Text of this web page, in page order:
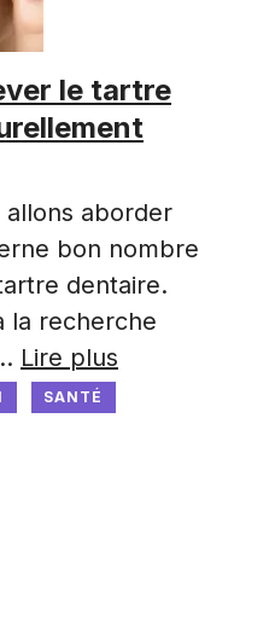
le tartre
allons aborder
bon nombre
dentaire.
la recherche
Lire plus
SANTÉ